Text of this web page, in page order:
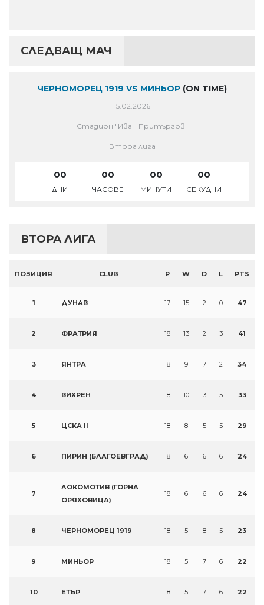
СЛЕДВАЩ МАЧ
ЧЕРНОМОРЕЦ 1919 VS МИНЬОР (ON TIME)
15.02.2026
Стадион "Иван Притъргов"
Втора лига
00
ДНИ
00
ЧАСОВЕ
00
МИНУТИ
00
СЕКУДНИ
ВТОРА ЛИГА
ПОЗИЦИЯ CLUB P W D L PTS
1 ДУНАВ 17 15 2 0 47
2 ФРАТРИЯ 18 13 2 3 41
3 ЯНТРА 18 9 7 2 34
4 ВИХРЕН 18 10 3 5 33
5 ЦСКА II 18 8 5 5 29
6 ПИРИН (БЛАГОЕВГРАД) 18 6 6 6 24
7
ЛОКОМОТИВ (ГОРНА
ОРЯХОВИЦА)
18 6 6 6 24
8 ЧЕРНОМОРЕЦ 1919 18 5 8 5 23
9 МИНЬОР 18 5 7 6 22
10 ЕТЪР 18 5 7 6 22